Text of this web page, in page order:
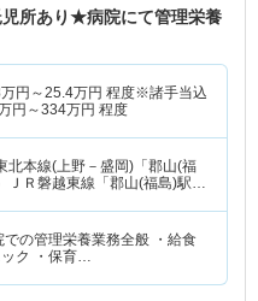
児所あり★病院にて管理栄養
万円～25.4万円 程度※諸手当込
円～334万円 程度
北本線(上野－盛岡)「郡山(福
ＪＲ磐越東線「郡山(福島)駅」
での管理栄養業務全般 ・給食
ク ・保育…